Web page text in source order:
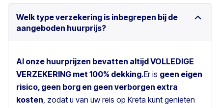
Welk type verzekering is inbegrepen bij de
aangeboden huurprijs?
Al onze huurprijzen bevatten altijd VOLLEDIGE
VERZEKERING met 100% dekking.Er is geen eigen
risico, geen borg en geen verborgen extra
kosten , zodat u van uw reis op Kreta kunt genieten